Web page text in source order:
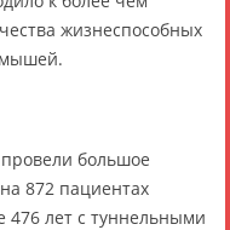
жизнеспособных
мышей.
большое
на 872 пациентах
476 лет с туннельными